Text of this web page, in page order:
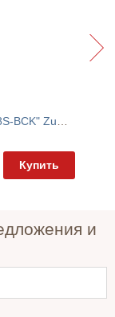
Купить
и